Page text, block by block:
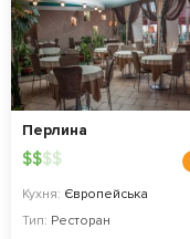
Перлина
Кухня: Європейська
Тип: Ресторан
$$$$